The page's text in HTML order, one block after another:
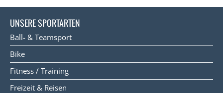
UNSERE SPORTARTEN
Ball- & Teamsport
Bike
Fitness / Training
Freizeit & Reisen